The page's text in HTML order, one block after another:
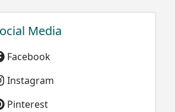
sowohl dieses, als auch alle weiteren
Media
Facebook
Instagram
Pinterest